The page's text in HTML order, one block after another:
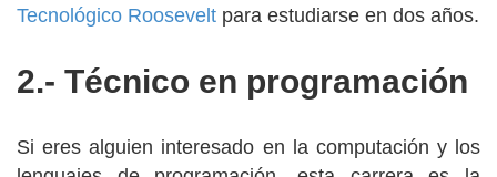
Tecnológico Roosevelt para estudiarse en dos años.
2.- Técnico en programación
Si eres alguien interesado en la computación y los